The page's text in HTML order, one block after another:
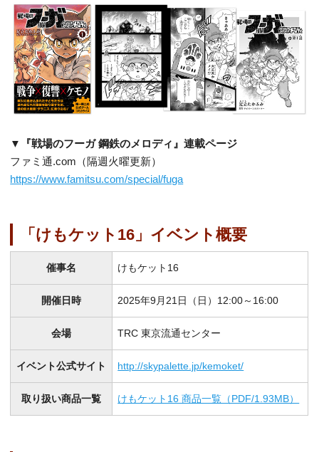
▼『戦場のフーガ 鋼鉄のメロディ』連載ページ
ファミ通.com（隔週火曜更新）
https://www.famitsu.com/special/fuga
「けもケット16」イベント概要
催事名 けもケット16
開催日時 2025年9月21日（日）12:00～16:00
会場 TRC 東京流通センター
イベント公式サイト http://skypalette.jp/kemoket/
取り扱い商品一覧 けもケット16 商品一覧（PDF/1.93MB）